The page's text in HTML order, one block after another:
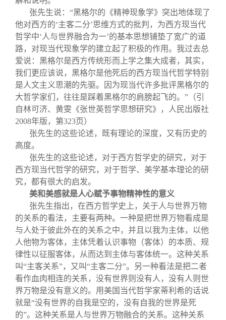
张先生说：“黑格尔的《精神现象学》突出地体现了
他对西方的‘主客二分’思维方式的批判，为西方现当代
哲学中‘人与世界融合为一’的基本思想铺垫了宽广的道
路，对现当代现象学的建立起了积极的作用。我过去总
爱说：黑格尔是西方传统形而上学之集大成者，其实，
我们更应该说，黑格尔是他死后的西方现当代哲学特别
是人文主义思潮的先驱。因为现当代许多批评黑格尔的
大哲学家们，往往是踩着黑格尔的肩膀起飞的。”（引
自林可济、黄雯《张世英哲学思想研究》，人民出版社
2008年版，第323页）
张先生的这些论述，既有理论的深度，又有历史的
高度。
张先生的这些论述，对于西方哲学史的研究，对于
西方现当代哲学的研究，对于哲学、美学基本理论的研
究，都有很大的启发。
美和美感就是人心赋予事物精神性的意义
张先生指出，在西方哲学史上，关于人与世界万物
的关系的看法，主要有两种。一种是把世界万物看成是
与人处于彼此外在的关系之中，并且以我为主体，以他
人他物为客体，主体凭着认识事物（客体）的本质、规
律性以征服客体，从而达到主体与客体统一。这种关系
叫“主客关系”，又叫“主客二分”。另一种看法是把二者
看作血肉相连的关系，没有世界则没有人，没有人则世
界万物是没有意义的。用美国当代哲学家蒂利希的话说
就是“没有世界的自我是空的，没有自我的世界是死
的”。这种关系是人与世界万物融合的关系。这种关系